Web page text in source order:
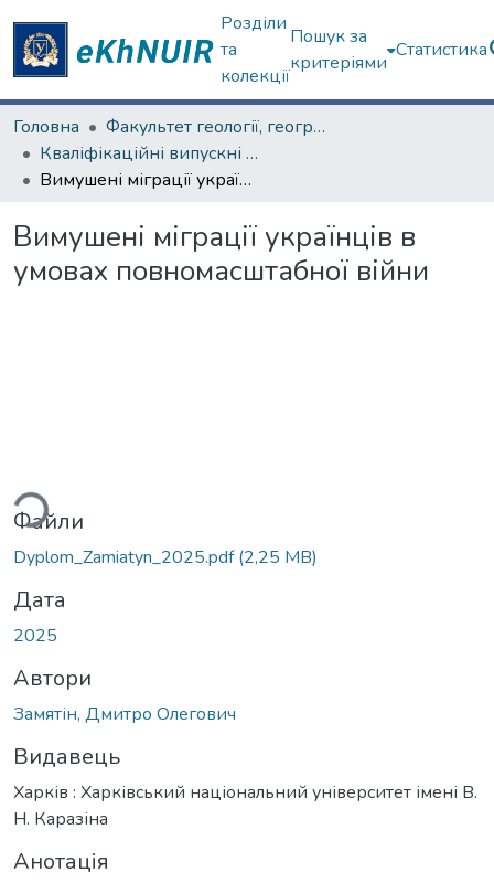
Розділи
та
колекції
Пошук за
критеріями
Статистика
Головна
Факультет геології, географіії, рекреації і туризму
Кваліфікаційні випускні роботи магістрів. Факультет геології, географіії, рекреації і туризму
Вимушені міграції українців в умовах повномасштабної війни
Вимушені міграції українців в
умовах повномасштабної війни
Файли
Dyplom_Zamiatyn_2025.pdf(2,25 MB)
Дата
2025
Автори
Замятін, Дмитро Олегович
Видавець
Харків : Харківський національний університет імені В.
Н. Каразіна
Анотація